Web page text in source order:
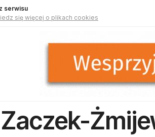
serwisu
się więcej o plikach cookies